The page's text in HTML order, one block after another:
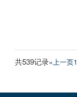
共539记录«上一页1